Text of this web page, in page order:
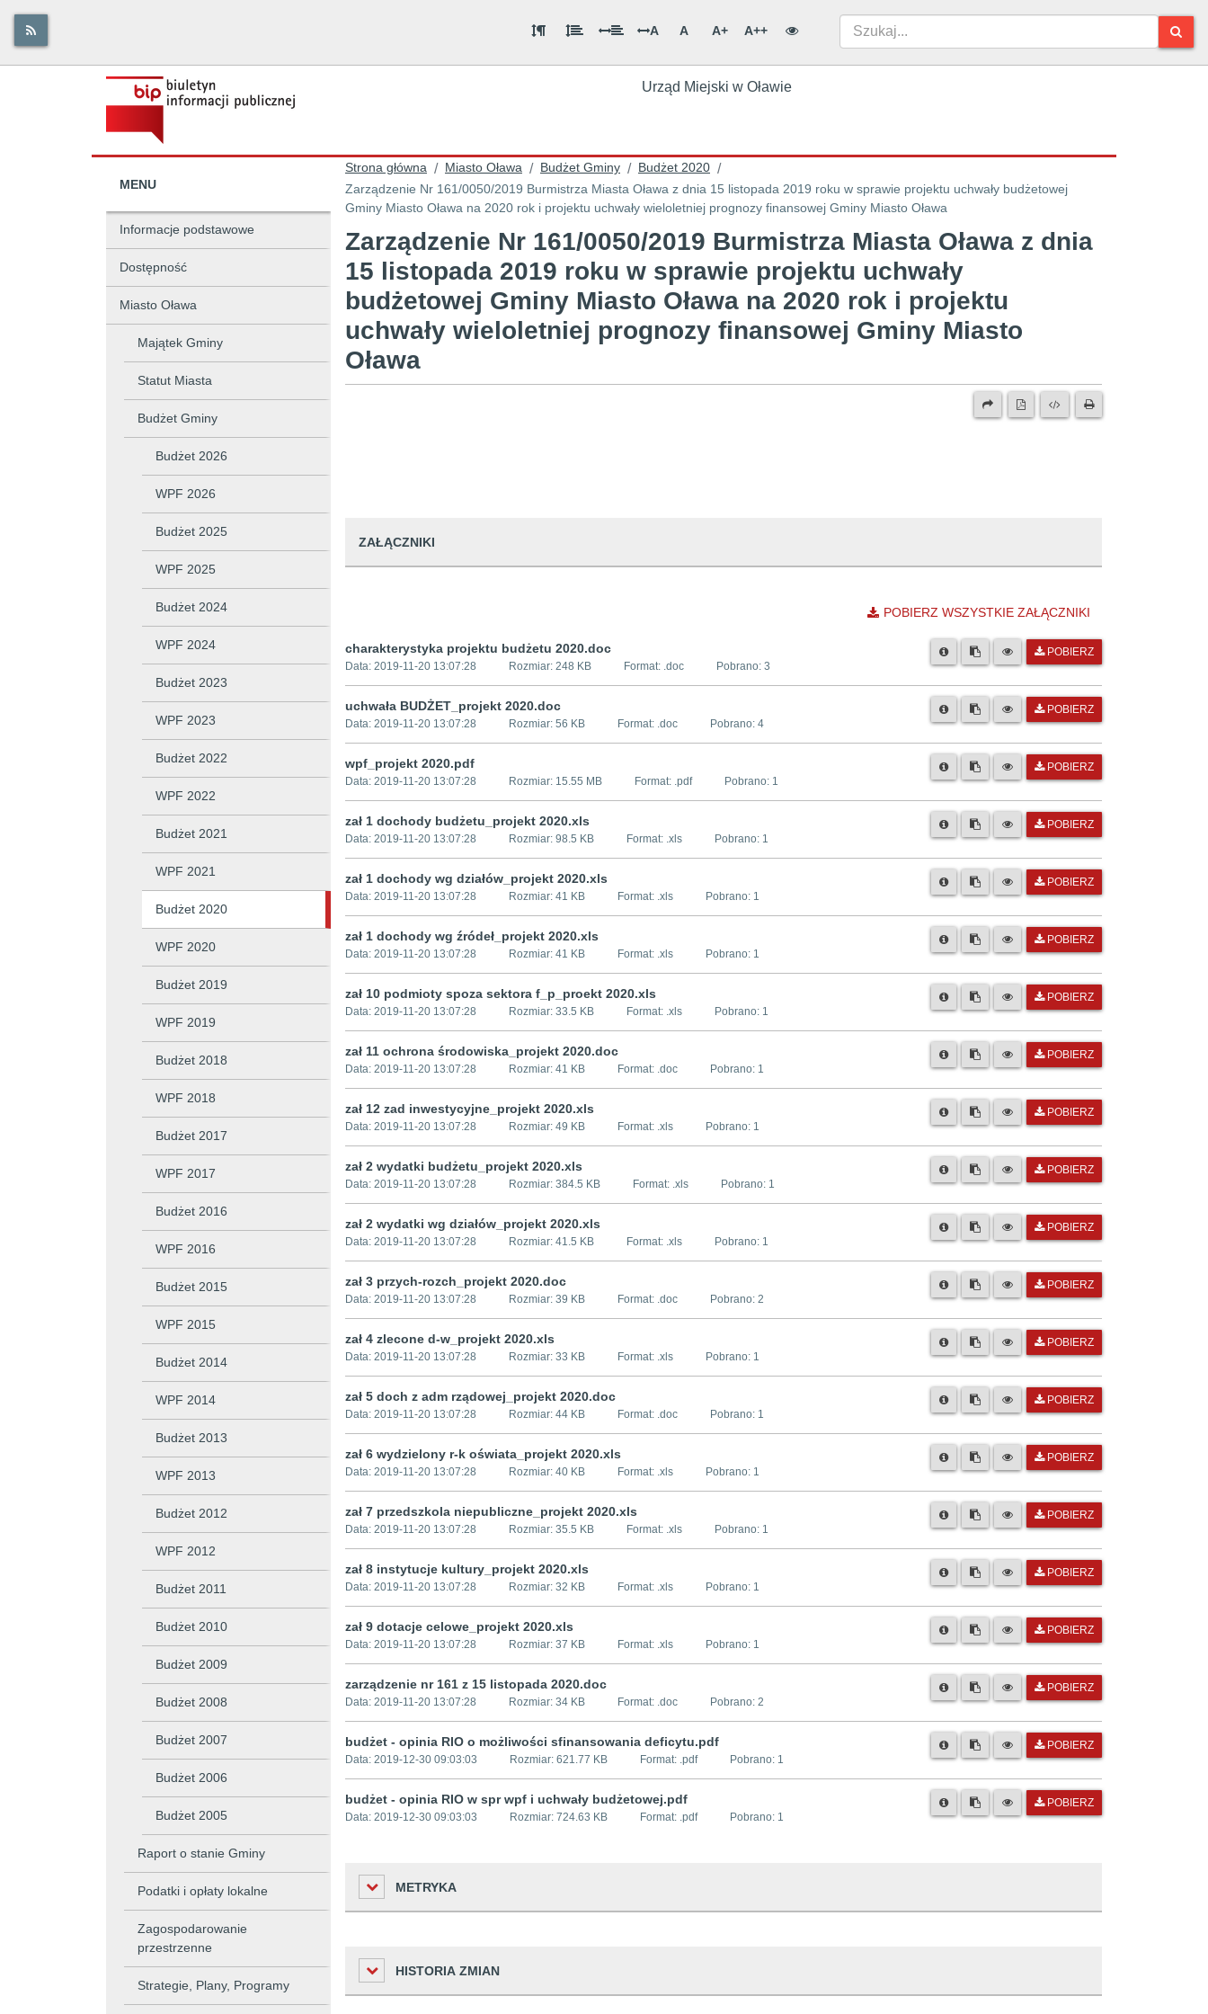
A A A+ A++
Urząd Miejski w Oławie
MENU
Informacje podstawowe
Dostępność
Miasto Oława
Majątek Gminy
Statut Miasta
Budżet Gminy
Budżet 2026
WPF 2026
Budżet 2025
WPF 2025
Budżet 2024
WPF 2024
Budżet 2023
WPF 2023
Budżet 2022
WPF 2022
Budżet 2021
WPF 2021
Budżet 2020
WPF 2020
Budżet 2019
WPF 2019
Budżet 2018
WPF 2018
Budżet 2017
WPF 2017
Budżet 2016
WPF 2016
Budżet 2015
WPF 2015
Budżet 2014
WPF 2014
Budżet 2013
WPF 2013
Budżet 2012
WPF 2012
Budżet 2011
Budżet 2010
Budżet 2009
Budżet 2008
Budżet 2007
Budżet 2006
Budżet 2005
Raport o stanie Gminy
Podatki i opłaty lokalne
Zagospodarowanie
przestrzenne
Strategie, Plany, Programy
Strona główna / Miasto Oława / Budżet Gminy / Budżet 2020 /
Zarządzenie Nr 161/0050/2019 Burmistrza Miasta Oława z dnia 15 listopada 2019 roku w sprawie projektu uchwały budżetowej
Gminy Miasto Oława na 2020 rok i projektu uchwały wieloletniej prognozy finansowej Gminy Miasto Oława
Zarządzenie Nr 161/0050/2019 Burmistrza Miasta Oława z dnia
15 listopada 2019 roku w sprawie projektu uchwały
budżetowej Gminy Miasto Oława na 2020 rok i projektu
uchwały wieloletniej prognozy finansowej Gminy Miasto
Oława
ZAŁĄCZNIKI
POBIERZ WSZYSTKIE ZAŁĄCZNIKI
charakterystyka projektu budżetu 2020.doc
Data: 2019-11-20 13:07:28 Rozmiar: 248 KB Format: .doc Pobrano: 3
POBIERZ
uchwała BUDŻET_projekt 2020.doc
Data: 2019-11-20 13:07:28 Rozmiar: 56 KB Format: .doc Pobrano: 4
POBIERZ
wpf_projekt 2020.pdf
Data: 2019-11-20 13:07:28 Rozmiar: 15.55 MB Format: .pdf Pobrano: 1
POBIERZ
zał 1 dochody budżetu_projekt 2020.xls
Data: 2019-11-20 13:07:28 Rozmiar: 98.5 KB Format: .xls Pobrano: 1
POBIERZ
zał 1 dochody wg działów_projekt 2020.xls
Data: 2019-11-20 13:07:28 Rozmiar: 41 KB Format: .xls Pobrano: 1
POBIERZ
zał 1 dochody wg źródeł_projekt 2020.xls
Data: 2019-11-20 13:07:28 Rozmiar: 41 KB Format: .xls Pobrano: 1
POBIERZ
zał 10 podmioty spoza sektora f_p_proekt 2020.xls
Data: 2019-11-20 13:07:28 Rozmiar: 33.5 KB Format: .xls Pobrano: 1
POBIERZ
zał 11 ochrona środowiska_projekt 2020.doc
Data: 2019-11-20 13:07:28 Rozmiar: 41 KB Format: .doc Pobrano: 1
POBIERZ
zał 12 zad inwestycyjne_projekt 2020.xls
Data: 2019-11-20 13:07:28 Rozmiar: 49 KB Format: .xls Pobrano: 1
POBIERZ
zał 2 wydatki budżetu_projekt 2020.xls
Data: 2019-11-20 13:07:28 Rozmiar: 384.5 KB Format: .xls Pobrano: 1
POBIERZ
zał 2 wydatki wg działów_projekt 2020.xls
Data: 2019-11-20 13:07:28 Rozmiar: 41.5 KB Format: .xls Pobrano: 1
POBIERZ
zał 3 przych-rozch_projekt 2020.doc
Data: 2019-11-20 13:07:28 Rozmiar: 39 KB Format: .doc Pobrano: 2
POBIERZ
zał 4 zlecone d-w_projekt 2020.xls
Data: 2019-11-20 13:07:28 Rozmiar: 33 KB Format: .xls Pobrano: 1
POBIERZ
zał 5 doch z adm rządowej_projekt 2020.doc
Data: 2019-11-20 13:07:28 Rozmiar: 44 KB Format: .doc Pobrano: 1
POBIERZ
zał 6 wydzielony r-k oświata_projekt 2020.xls
Data: 2019-11-20 13:07:28 Rozmiar: 40 KB Format: .xls Pobrano: 1
POBIERZ
zał 7 przedszkola niepubliczne_projekt 2020.xls
Data: 2019-11-20 13:07:28 Rozmiar: 35.5 KB Format: .xls Pobrano: 1
POBIERZ
zał 8 instytucje kultury_projekt 2020.xls
Data: 2019-11-20 13:07:28 Rozmiar: 32 KB Format: .xls Pobrano: 1
POBIERZ
zał 9 dotacje celowe_projekt 2020.xls
Data: 2019-11-20 13:07:28 Rozmiar: 37 KB Format: .xls Pobrano: 1
POBIERZ
zarządzenie nr 161 z 15 listopada 2020.doc
Data: 2019-11-20 13:07:28 Rozmiar: 34 KB Format: .doc Pobrano: 2
POBIERZ
budżet - opinia RIO o możliwości sfinansowania deficytu.pdf
Data: 2019-12-30 09:03:03 Rozmiar: 621.77 KB Format: .pdf Pobrano: 1
POBIERZ
budżet - opinia RIO w spr wpf i uchwały budżetowej.pdf
Data: 2019-12-30 09:03:03 Rozmiar: 724.63 KB Format: .pdf Pobrano: 1
POBIERZ
METRYKA
Liczba odwiedzin
Podmiot udostępniający informację Urząd Miejski w Oławie
HISTORIA ZMIAN